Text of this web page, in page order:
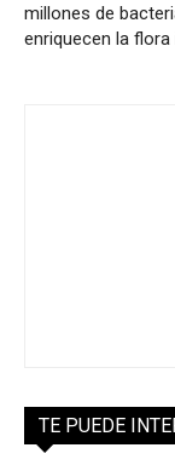
millones de
enriquecen la
TE PUEDE